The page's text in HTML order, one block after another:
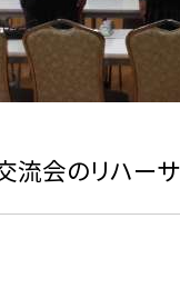
流会のリハーサ